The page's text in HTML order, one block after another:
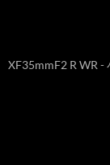
XF35mmF2 R WR